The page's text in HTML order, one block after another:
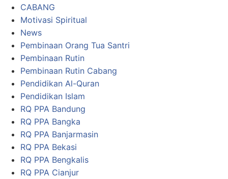
CABANG
Motivasi Spiritual
News
Pembinaan Orang Tua Santri
Pembinaan Rutin
Pembinaan Rutin Cabang
Pendidikan Al-Quran
Pendidikan Islam
RQ PPA Bandung
RQ PPA Bangka
RQ PPA Banjarmasin
RQ PPA Bekasi
RQ PPA Bengkalis
RQ PPA Cianjur